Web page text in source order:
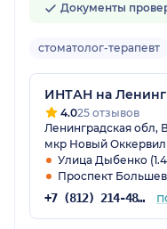
Документы
стоматолог-терапевт
ИНТАН на
4.025 отзывов
Ленинградская обл,
мкр Новый
Улица Дыбенко
Проспект
+7 (812) 214-48-61